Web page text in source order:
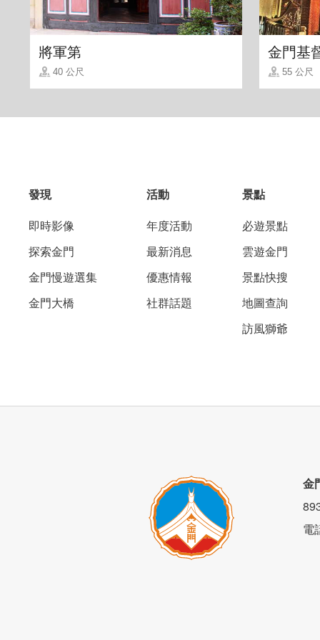
將軍第
40 公尺
金門基
55 公尺
發現
即時影像
探索金門
金門慢遊選集
金門大橋
活動
年度活動
最新消息
優惠情報
社群話題
景點
必遊景點
雲遊金門
景點快搜
地圖查詢
訪風獅爺
金
電